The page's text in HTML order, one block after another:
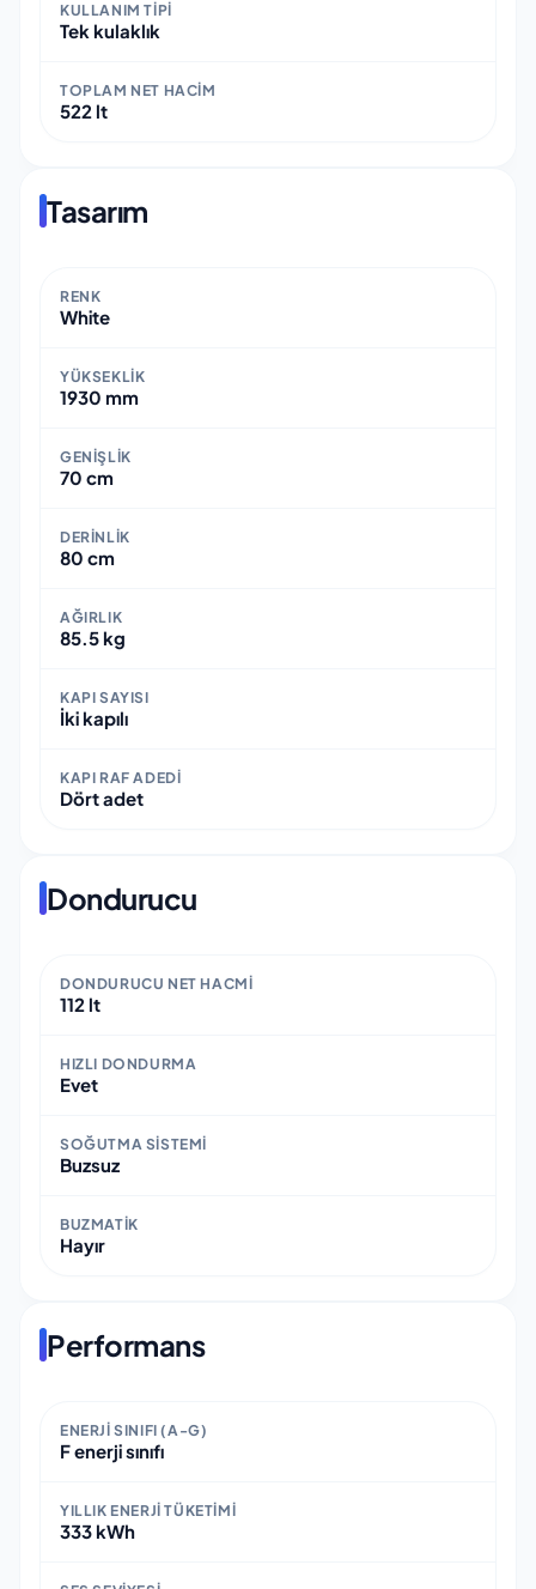
KULLANIM TIPI
Tek kulaklık
TOPLAM NET HACIM
522 lt
Tasarım
RENK
White
YÜKSEKLIK
1930 mm
GENIŞLIK
70 cm
DERINLIK
80 cm
AĞIRLIK
85.5 kg
KAPI SAYISI
İki kapılı
KAPI RAF ADEDI
Dört adet
Dondurucu
DONDURUCU NET HACMI
112 lt
HIZLI DONDURMA
Evet
SOĞUTMA SISTEMI
Buzsuz
BUZMATIK
Hayır
Performans
ENERJI SINIFI (A-G)
F enerji sınıfı
YILLIK ENERJI TÜKETIMI
333 kWh